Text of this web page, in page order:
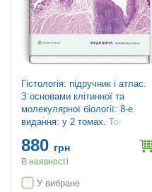
Гістологія: підручник і атлас.
З основами клітинної та
молекулярної біології: 8-е
видання: у 2 томах. Том 2 /
Росс
880 грн
В наявності
У вибране